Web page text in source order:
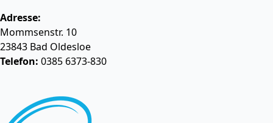
Adresse:
Mommsenstr. 10
23843 Bad Oldesloe
Telefon: 0385 6373-830